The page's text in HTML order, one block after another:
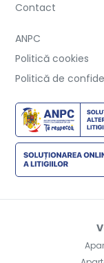
Contact
ANPC
Politică cookies
Politică de